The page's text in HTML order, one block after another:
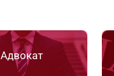
Адвокат